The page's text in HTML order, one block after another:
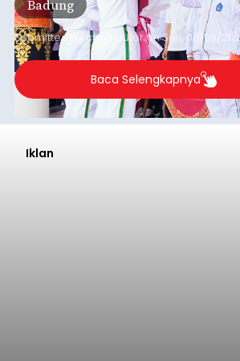
Badung
Submitted by contributoronSun, 08/09/
Baca Selengkapnya
Iklan